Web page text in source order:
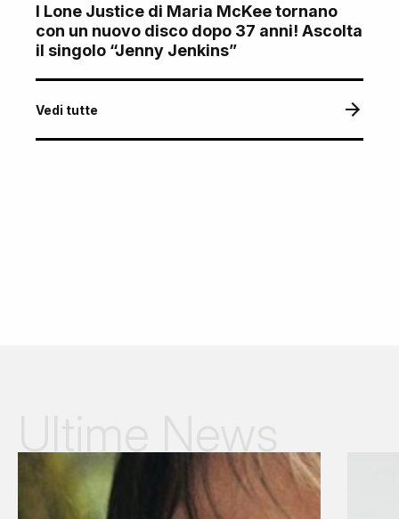
I Lone Justice di Maria McKee tornano
con un nuovo disco dopo 37 anni! Ascolta
il singolo “Jenny Jenkins”
Vedi tutte